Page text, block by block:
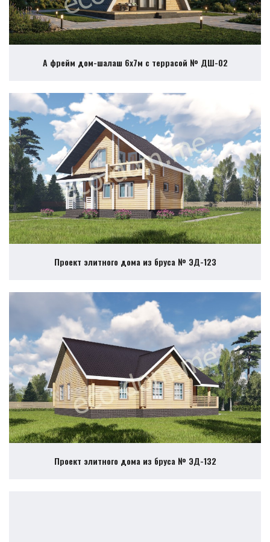
А фрейм дом-шалаш 6х7м с террасой № ДШ-02
Проект элитного дома из бруса № ЭД-123
Проект элитного дома из бруса № ЭД-132